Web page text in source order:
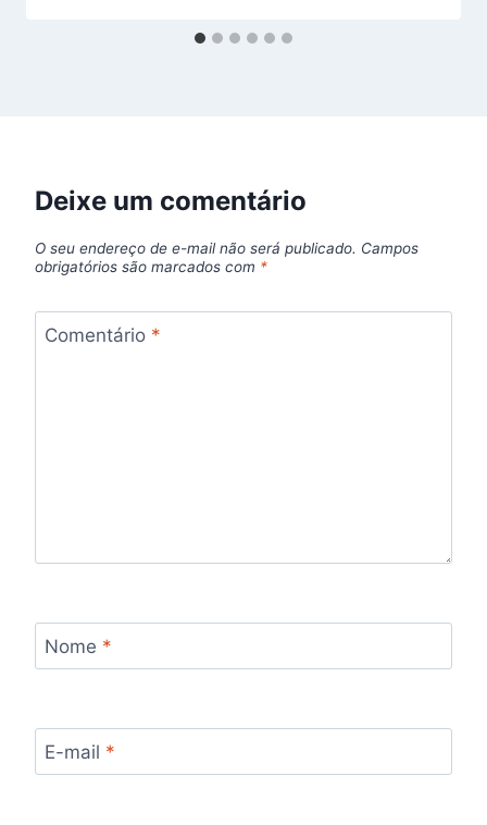
Deixe um comentário
O seu endereço de e-mail não será publicado. Campos
obrigatórios são marcados com *
Comentário *
Nome *
E-mail *